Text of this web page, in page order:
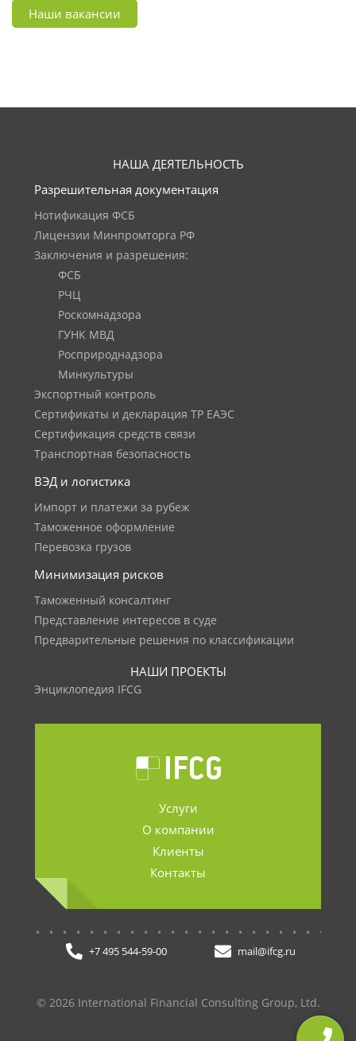
Наши вакансии
НАША ДЕЯТЕЛЬНОСТЬ
Разрешительная документация
Нотификация ФСБ
Лицензии Минпромторга РФ
Заключения и разрешения:
ФСБ
РЧЦ
Роскомнадзора
ГУНК МВД
Росприроднадзора
Минкультуры
Экспортный контроль
Сертификаты и декларация ТР ЕАЭС
Сертификация средств связи
Транспортная безопасность
ВЭД и логистика
Импорт и платежи за рубеж
Таможенное оформление
Перевозка грузов
Минимизация рисков
Таможенный консалтинг
Представление интересов в суде
Предварительные решения по классификации
НАШИ ПРОЕКТЫ
Энциклопедия IFCG
Услуги
О компании
Клиенты
Контакты
+7 495 544-59-00 mail@ifcg.ru
© 2026 International Financial Consulting Group, Ltd.